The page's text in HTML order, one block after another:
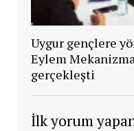
Uygur gençlere
Eylem
gerçekleşti
İlk yorum